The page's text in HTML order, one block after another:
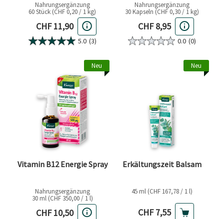
Nahrungsergänzung
60 Stück (CHF 0,20 / 1 kg)
Aktueller Preis
CHF 11,90
5.0 (3)
Nahrungsergänzung
30 Kapseln (CHF 0,30 / 1 kg)
Aktueller Preis
CHF 8,95
0.0 (0)
Neu
Vitamin B12 Energie Spray
Nahrungsergänzung
30 ml (CHF 350,00 / 1 l)
Aktueller Preis
CHF 10,50
Neu
Erkältungszeit Balsam
45 ml (CHF 167,78 / 1 l)
Aktueller Preis
CHF 7,55